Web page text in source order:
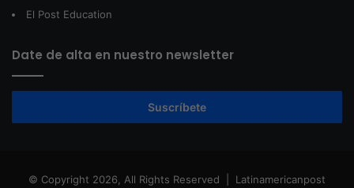
El Post Education
Date de alta en nuestro newsletter
Suscríbete
© Copyright 2026, All Rights Reserved | Latinamericanpost